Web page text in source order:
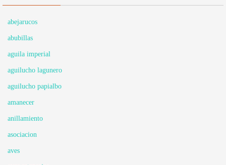
abejarucos
abubillas
aguila imperial
aguilucho lagunero
aguilucho papialbo
amanecer
anillamiento
asociacion
aves